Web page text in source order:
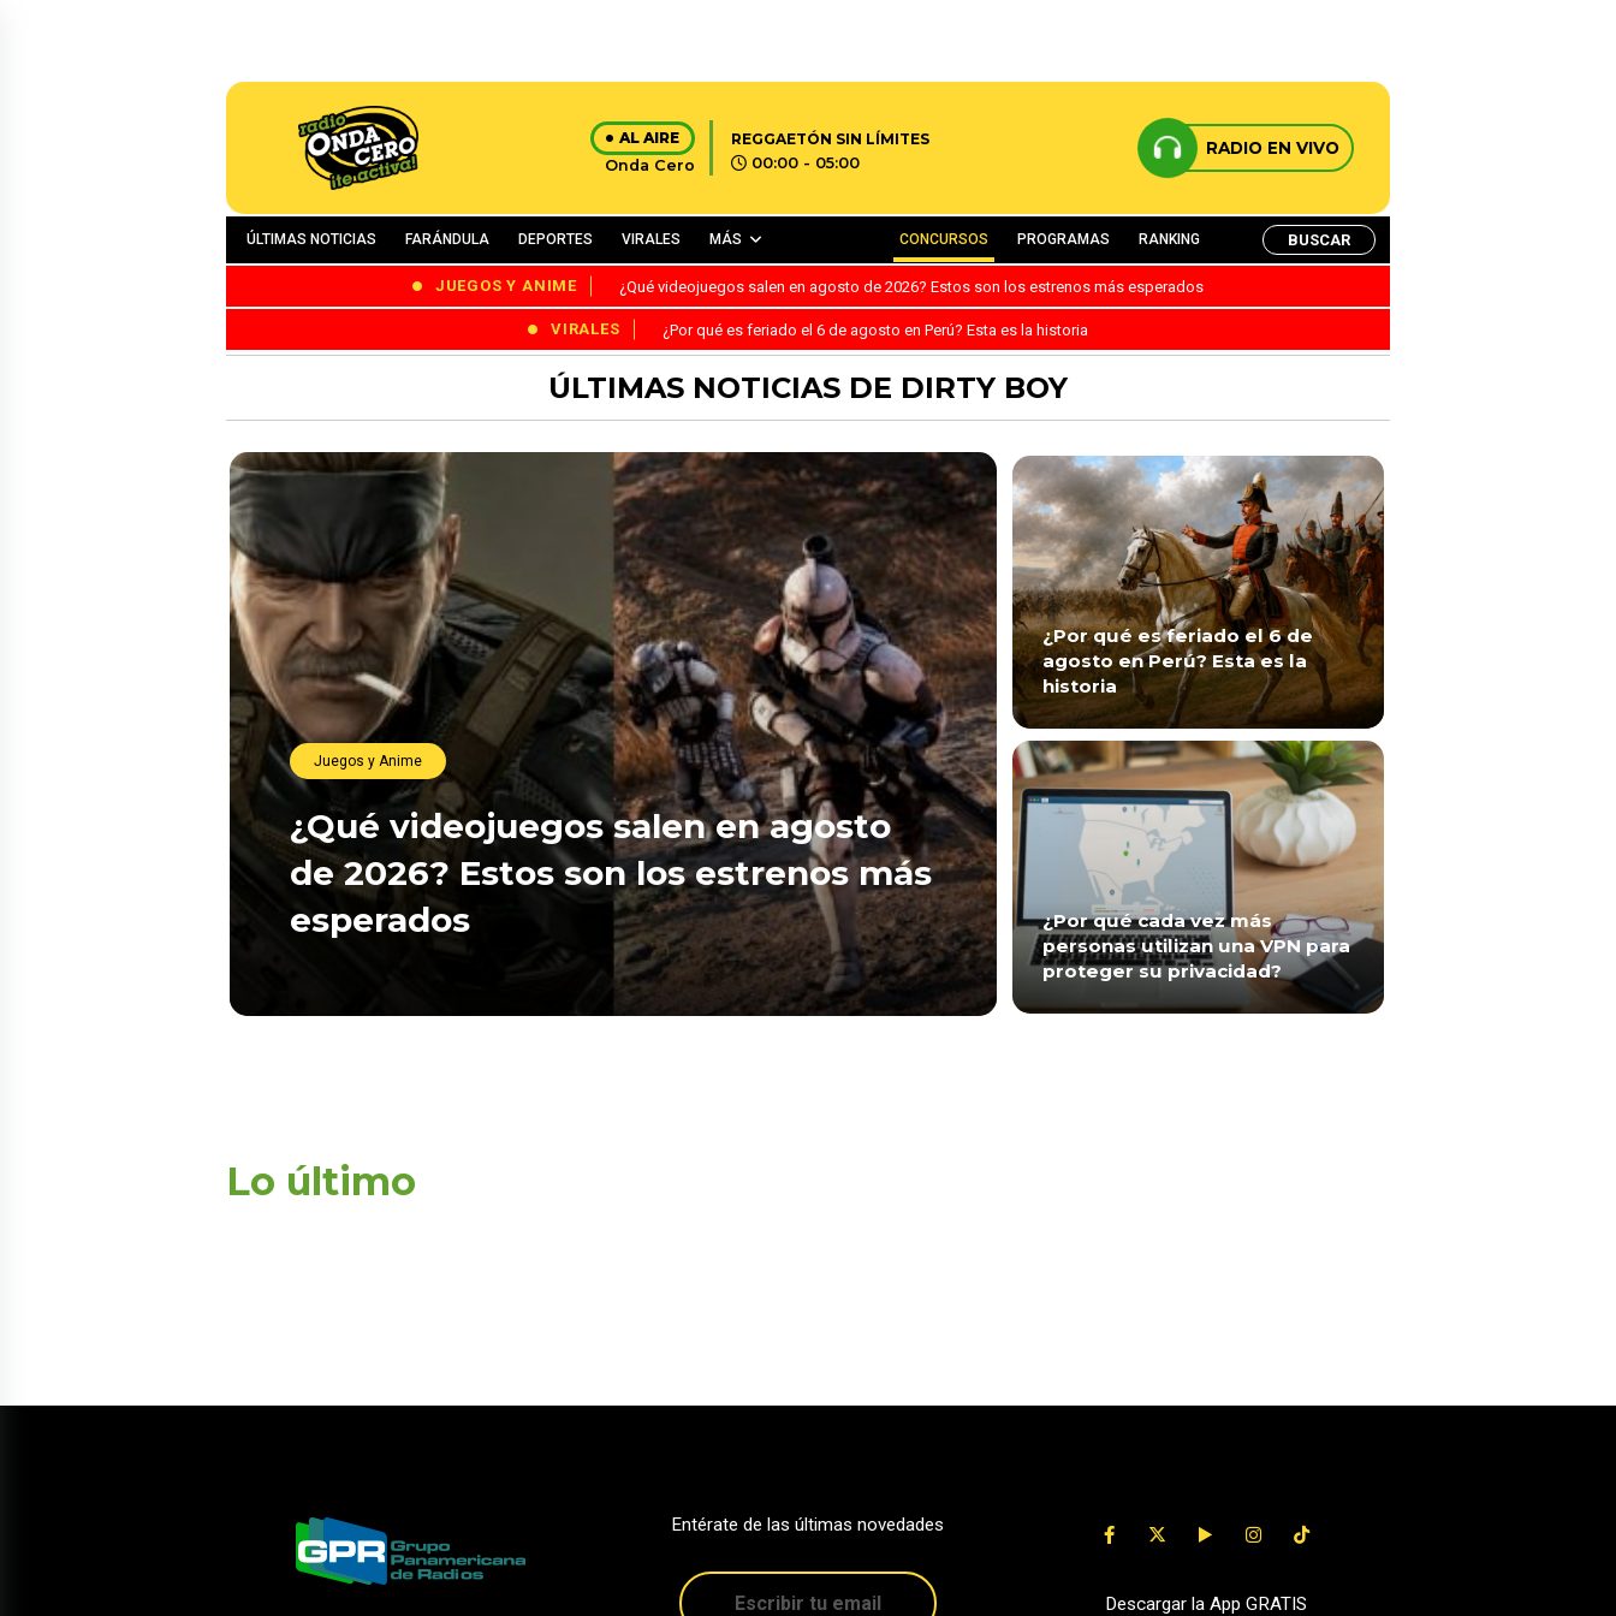
AL AIRE
Onda Cero
REGGAETÓN SIN LÍMITES
00:00 - 05:00
RADIO EN VIVO
ÚLTIMAS NOTICIAS FARÁNDULA DEPORTES VIRALES MÁS CONCURSOS PROGRAMAS RANKING BUSCAR
JUEGOS Y ANIME ¿Qué videojuegos salen en agosto de 2026? Estos son los estrenos más esperados
VIRALES ¿Por qué es feriado el 6 de agosto en Perú? Esta es la historia
ÚLTIMAS NOTICIAS DE DIRTY BOY
Juegos y Anime
¿Qué videojuegos salen en agosto
de 2026? Estos son los estrenos más
esperados
¿Por qué es feriado el 6 de
agosto en Perú? Esta es la
historia
¿Por qué cada vez más
personas utilizan una VPN para
proteger su privacidad?
Lo último
Entérate de las últimas novedades
Descargar la App GRATIS